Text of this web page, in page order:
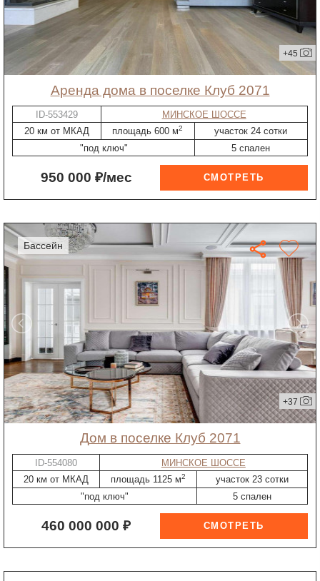
+45
Аренда дома в поселке Клуб 2071
ID-553429
МИНСКОЕ ШОССЕ
20 км от МКАД
площадь 600 м2
участок 24 сотки
"под ключ"
5 спален
950 000 ₽/мес
бассейн
+37
дом в поселке Клуб 2071
ID-554080
МИНСКОЕ ШОССЕ
20 км от МКАД
площадь 1125 м2
участок 23 сотки
"под ключ"
5 спален
460 000 000 ₽